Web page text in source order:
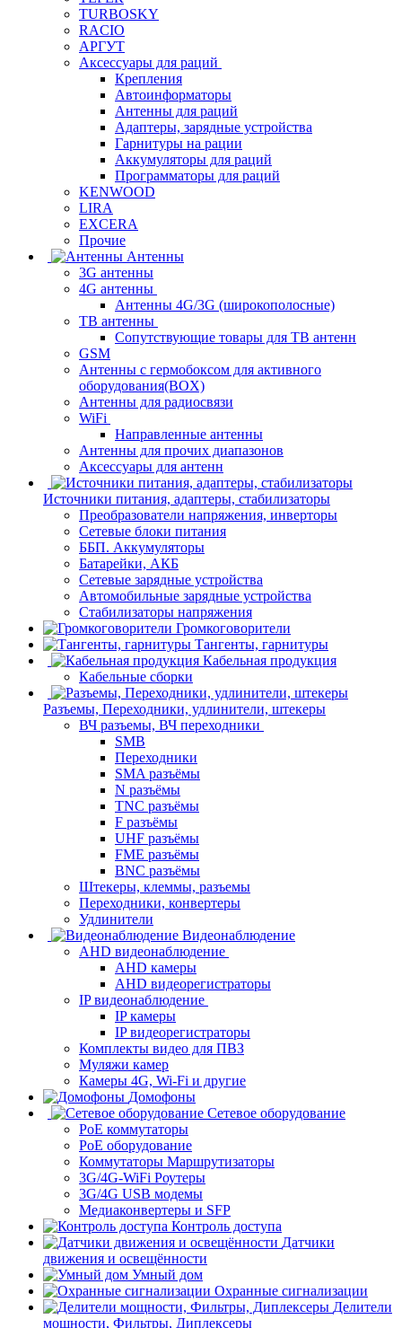
TURBOSKY
RACIO
АРГУТ
Аксессуары для раций
Крепления
Автоинформаторы
Антенны для раций
Адаптеры, зарядные устройства
Гарнитуры на рации
Аккумуляторы для раций
Программаторы для раций
KENWOOD
LIRA
EXCERA
Прочие
Антенны
3G антенны
4G антенны
Антенны 4G/3G (широкополосные)
ТВ антенны
Сопутствующие товары для ТВ антенн
GSM
Антенны с гермобоксом для активного
оборудования(BOX)
Антенны для радиосвязи
WiFi
Направленные антенны
Антенны для прочих диапазонов
Аксессуары для антенн
Источники питания, адаптеры, стабилизаторы
Преобразователи напряжения, инверторы
Сетевые блоки питания
ББП. Аккумуляторы
Батарейки, АКБ
Сетевые зарядные устройства
Автомобильные зарядные устройства
Стабилизаторы напряжения
Громкоговорители
Тангенты, гарнитуры
Кабельная продукция
Кабельные сборки
Разъемы, Переходники, удлинители, штекеры
ВЧ разъемы, ВЧ переходники
SMB
Переходники
SMA разъёмы
N разъёмы
TNC разъёмы
F разъёмы
UHF разъёмы
FME разъёмы
BNC разъёмы
Штекеры, клеммы, разъемы
Переходники, конвертеры
Удлинители
Видеонаблюдение
AHD видеонаблюдение
AHD камеры
AHD видеорегистраторы
IP видеонаблюдение
IP камеры
IP видеорегистраторы
Комплекты видео для ПВЗ
Муляжи камер
Камеры 4G, Wi-Fi и другие
Домофоны
Сетевое оборудование
PoE коммутаторы
PoE оборудование
Коммутаторы Маршрутизаторы
3G/4G-WiFi Роутеры
3G/4G USB модемы
Медиаконвертеры и SFP
Контроль доступа
Датчики
движения и освещённости
Умный дом
Охранные сигнализации
Делители
мощности, Фильтры, Диплексеры